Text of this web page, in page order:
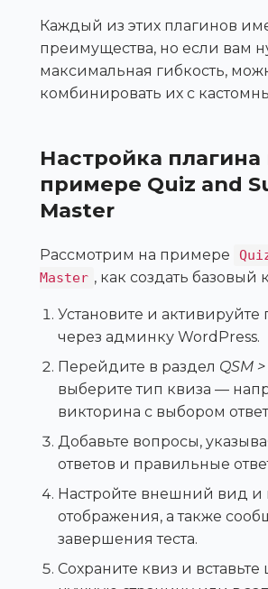
Каждый из этих плагинов
преимущества, но если вам
максимальная гибкость,
комбинировать их с
Настройка плагина
примере Quiz and
Master
Рассмотрим на примере
Master , как создать базовый
Установите и активируйте
через админку WordPress.
Перейдите в раздел QSM
выберите тип квиза —
викторина с выбором
Добавьте вопросы,
ответов и правильные
Настройте внешний вид и
отображения, а также
завершения теста.
Сохраните квиз и